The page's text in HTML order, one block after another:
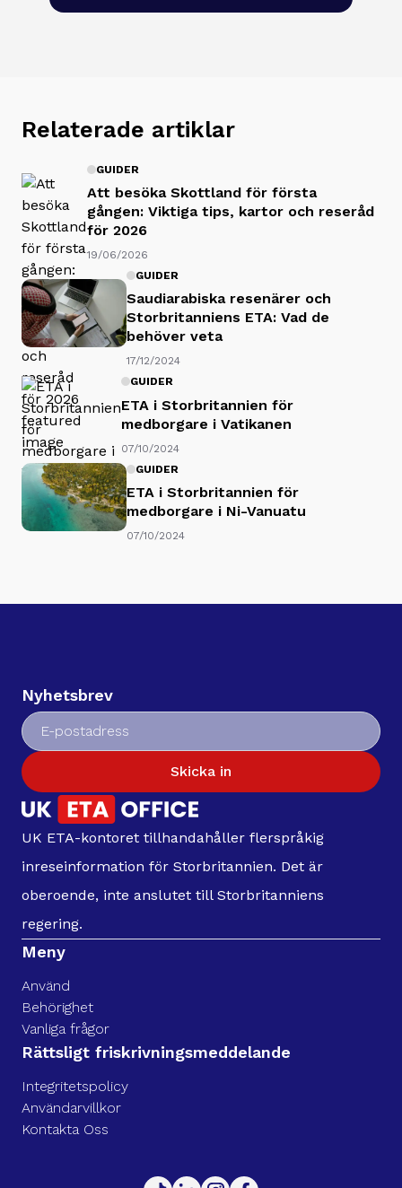
Relaterade artiklar
GUIDER
Att besöka Skottland för första
gången: Viktiga tips, kartor och reseråd
för 2026
19/06/2026
GUIDER
Saudiarabiska resenärer och
Storbritanniens ETA: Vad de
behöver veta
17/12/2024
GUIDER
ETA i Storbritannien för
medborgare i Vatikanen
07/10/2024
GUIDER
ETA i Storbritannien för
medborgare i Ni-Vanuatu
07/10/2024
Nyhetsbrev
Skicka in
UK ETA-kontoret tillhandahåller flerspråkig
inreseinformation för Storbritannien. Det är
oberoende, inte anslutet till Storbritanniens
regering.
Meny
Använd
Behörighet
Vanliga frågor
Rättsligt friskrivningsmeddelande
Integritetspolicy
Användarvillkor
Kontakta Oss